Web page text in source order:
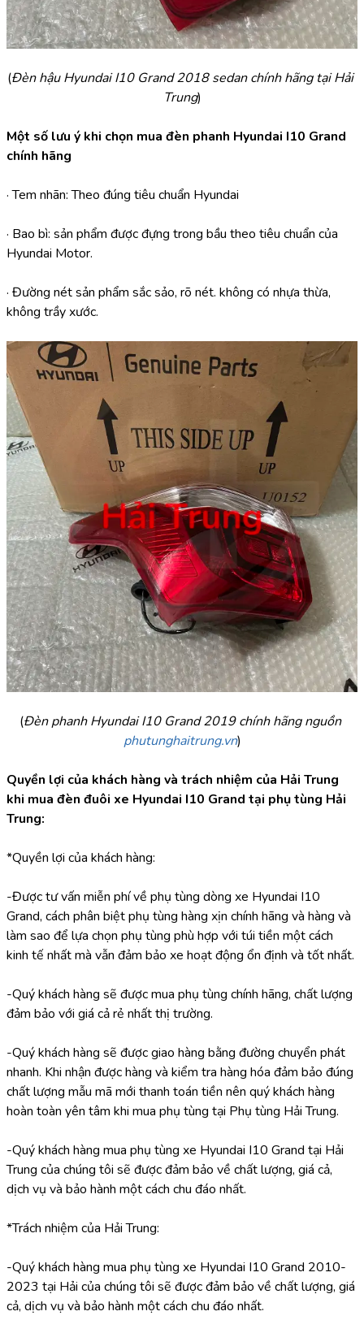
(Đèn hậu Hyundai I10 Grand 2018 sedan chính hãng tại Hải
Trung)
Một số lưu ý khi chọn mua đèn phanh Hyundai I10 Grand
chính hãng
· Tem nhãn: Theo đúng tiêu chuẩn Hyundai
· Bao bì: sản phẩm được đựng trong bầu theo tiêu chuẩn của
Hyundai Motor.
· Đường nét sản phẩm sắc sảo, rõ nét. không có nhựa thừa,
không trầy xước.
(
Đèn phanh Hyundai I10 Grand 2019 chính hãng nguồn
phutunghaitrung.vn)
Quyền lợi của khách hàng và trách nhiệm của Hải Trung
khi mua đèn đuôi xe Hyundai I10 Grand tại phụ tùng Hải
Trung:
*Quyền lợi của khách hàng:
-Được tư vấn miễn phí về phụ tùng dòng xe Hyundai I10
Grand, cách phân biệt phụ tùng hàng xịn chính hãng và hàng và
làm sao để lựa chọn phụ tùng phù hợp với túi tiền một cách
kinh tế nhất mà vẫn đảm bảo xe hoạt động ổn định và tốt nhất.
-Quý khách hàng sẽ được mua phụ tùng chính hãng, chất lượng
đảm bảo với giá cả rẻ nhất thị trường.
-Quý khách hàng sẽ được giao hàng bằng đường chuyển phát
nhanh. Khi nhận được hàng và kiểm tra hàng hóa đảm bảo đúng
chất lượng mẫu mã mới thanh toán tiền nên quý khách hàng
hoàn toàn yên tâm khi mua phụ tùng tại Phụ tùng Hải Trung.
-Quý khách hàng mua phụ tùng xe Hyundai I10 Grand tại Hải
Trung của chúng tôi sẽ được đảm bảo về chất lượng, giá cả,
dịch vụ và bảo hành một cách chu đáo nhất.
*Trách nhiệm của Hải Trung:
-Quý khách hàng mua phụ tùng xe Hyundai I10 Grand 2010-
2023 tại Hải của chúng tôi sẽ được đảm bảo về chất lượng, giá
cả, dịch vụ và bảo hành một cách chu đáo nhất.